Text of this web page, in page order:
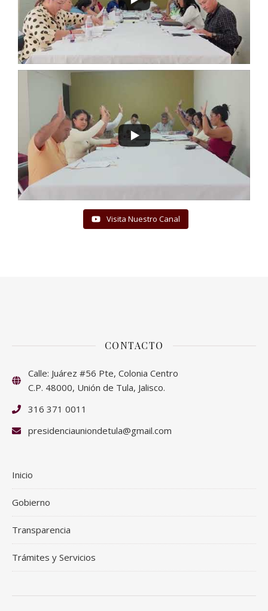
Visita Nuestro Canal
CONTACTO
Calle: Juárez #56 Pte, Colonia Centro
C.P. 48000, Unión de Tula, Jalisco.
316 371 0011
presidenciauniondetula@gmail.com
Inicio
Gobierno
Transparencia
Trámites y Servicios